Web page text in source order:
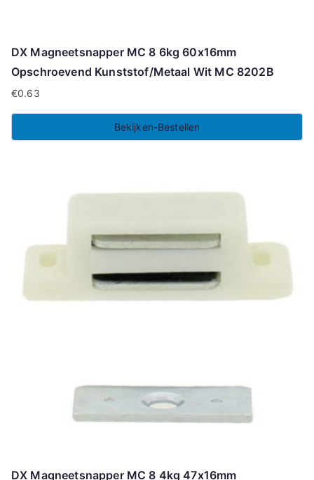
DX Magneetsnapper MC 8 6kg 60x16mm
Opschroevend Kunststof/Metaal Wit MC 8202B
€0.63
Bekijken-Bestellen
DX Magneetsnapper MC 8 4kg 47x16mm